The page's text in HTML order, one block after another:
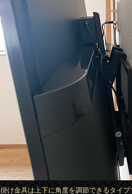
け金具は上下に角度を調節できるタイ